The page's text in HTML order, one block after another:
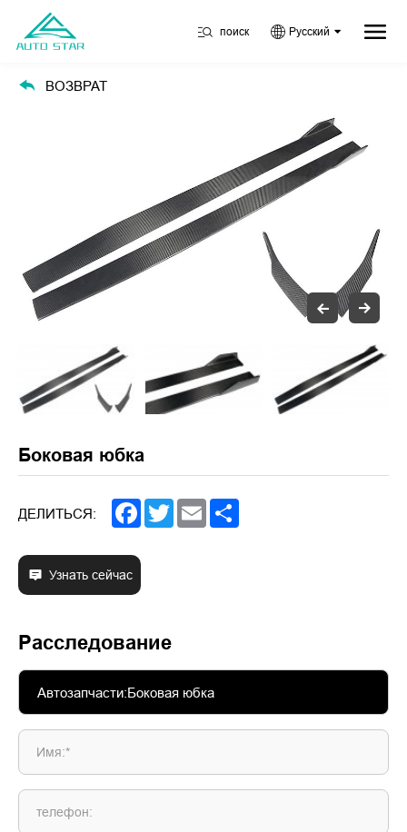
поиск Русский
ВОЗВРАТ
Боковая юбка
ДЕЛИТЬСЯ: Facebook
TwitterEmail
Узнать сейчас
Расследование
Имя:*
телефон: